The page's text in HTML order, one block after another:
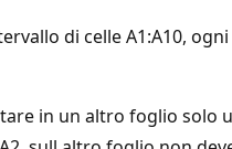
di celle A1:A10,
in un altro foglio